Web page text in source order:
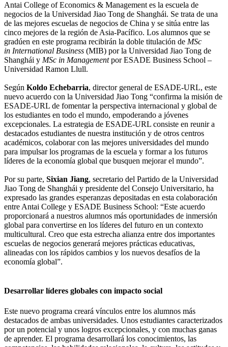
Antai College of Economics & Management es la escuela de
negocios de la Universidad Jiao Tong de Shanghái. Se trata de una
de las mejores escuelas de negocios de China y se sitúa entre las
cinco mejores de la región de Asia-Pacífico. Los alumnos que se
gradúen en este programa recibirán la doble titulación de MSc
in International Business (MIB) por la Universidad Jiao Tong de
Shanghái y MSc in Managementpor ESADE Business School –
Universidad Ramon Llull.
Según Koldo Echebarria, director general de ESADE-URL, este
nuevo acuerdo con la Universidad Jiao Tong “confirma la misión de
ESADE-URL de fomentar la perspectiva internacional y global de
los estudiantes en todo el mundo, empoderando a jóvenes
excepcionales. La estrategia de ESADE-URL consiste en reunir a
destacados estudiantes de nuestra institución y de otros centros
académicos, colaborar con las mejores universidades del mundo
para impulsar los programas de la escuela y formar a los futuros
líderes de la economía global que busquen mejorar el mundo”.
Por su parte, Sixian Jiang, secretario del Partido de la Universidad
Jiao Tong de Shanghái y presidente del Consejo Universitario, ha
expresado las grandes esperanzas depositadas en esta colaboración
entre Antai College y ESADE Business School: “Este acuerdo
proporcionará a nuestros alumnos más oportunidades de inmersión
global para convertirse en los líderes del futuro en un contexto
multicultural. Creo que esta estrecha alianza entre dos importantes
escuelas de negocios generará mejores prácticas educativas,
alineadas con los rápidos cambios y los nuevos desafíos de la
economía global”.
Desarrollar líderes globales con impacto social
Este nuevo programa creará vínculos entre los alumnos más
destacados de ambas universidades. Unos estudiantes caracterizados
por un potencial y unos logros excepcionales, y con muchas ganas
de aprender. El programa desarrollará los conocimientos, las